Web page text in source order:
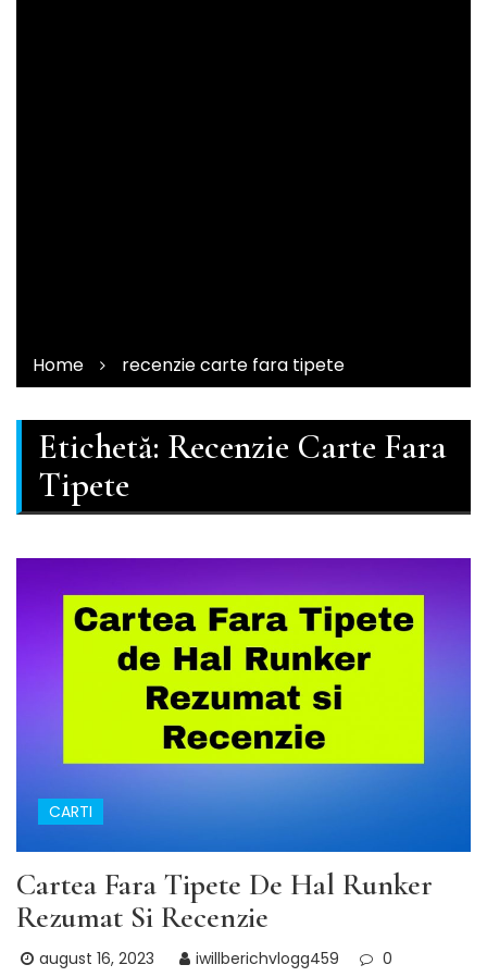
Home recenzie carte fara tipete
Etichetă: Recenzie Carte Fara
Tipete
CARTI
Cartea Fara Tipete De Hal Runker
Rezumat Si Recenzie
august 16, 2023 iwillberichvlogg459 0